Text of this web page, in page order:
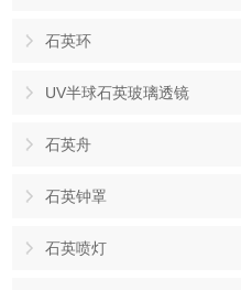
石英环
UV半球石英玻璃透镜
石英舟
石英钟罩
石英喷灯